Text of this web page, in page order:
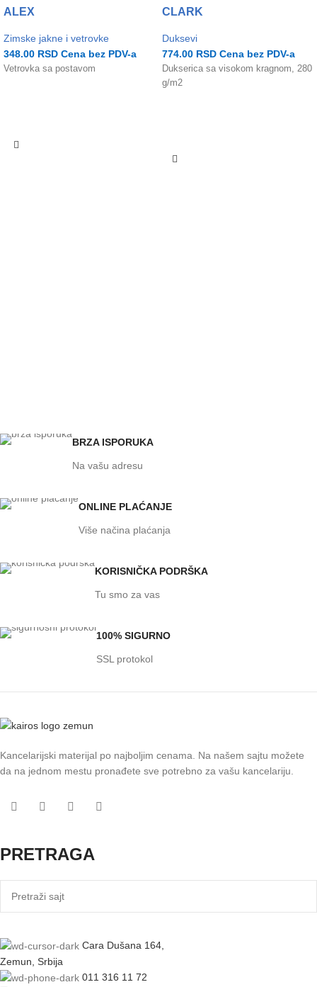
ALEX
Zimske jakne i vetrovke
348.00 RSD Cena bez PDV-a
Vetrovka sa postavom
CLARK
Duksevi
774.00 RSD Cena bez PDV-a
Dukserica sa visokom kragnom, 280
g/m2
BRZA ISPORUKA
Na vašu adresu
ONLINE PLAĆANJE
Više načina plaćanja
KORISNIČKA PODRŠKA
Tu smo za vas
100% SIGURNO
SSL protokol
Kancelarijski materijal po najboljim cenama. Na našem sajtu možete
da na jednom mestu pronađete sve potrebno za vašu kancelariju.
PRETRAGA
Cara Dušana 164,
Zemun, Srbija
011 316 11 72